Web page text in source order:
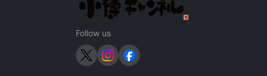
Follow us